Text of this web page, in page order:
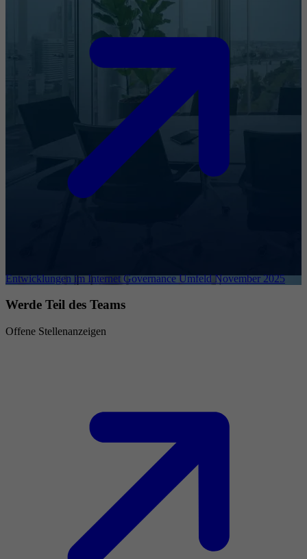
Entwicklungen im Internet Governance Umfeld November 2025
Werde Teil des Teams
Offene Stellenanzeigen